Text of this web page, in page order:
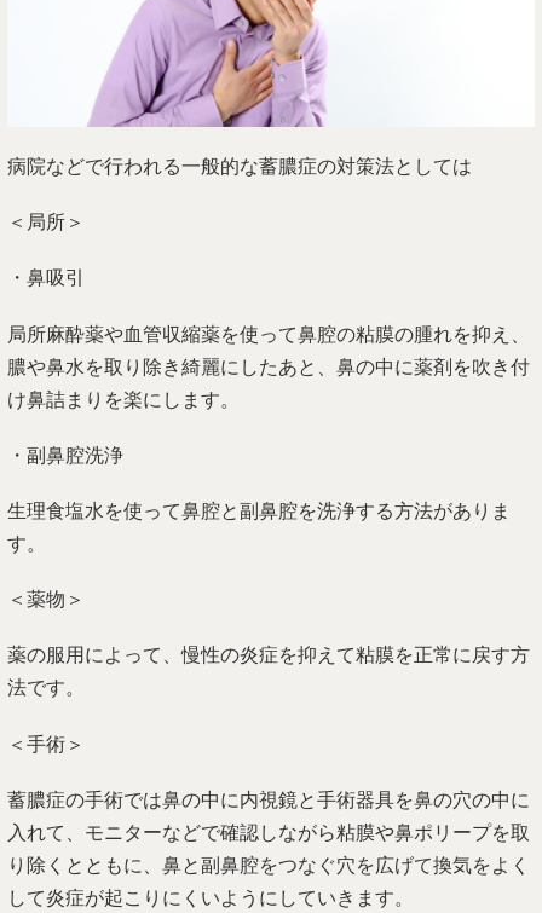
病院などで行われる一般的な蓄膿症の対策法としては
＜局所＞
・鼻吸引
局所麻酔薬や血管収縮薬を使って鼻腔の粘膜の腫れを抑え、
膿や鼻水を取り除き綺麗にしたあと、鼻の中に薬剤を吹き付
け鼻詰まりを楽にします。
・副鼻腔洗浄
生理食塩水を使って鼻腔と副鼻腔を洗浄する方法がありま
す。
＜薬物＞
薬の服用によって、慢性の炎症を抑えて粘膜を正常に戻す方
法です。
＜手術＞
蓄膿症の手術では鼻の中に内視鏡と手術器具を鼻の穴の中に
入れて、モニターなどで確認しながら粘膜や鼻ポリープを取
り除くとともに、鼻と副鼻腔をつなぐ穴を広げて換気をよく
して炎症が起こりにくいようにしていきます。